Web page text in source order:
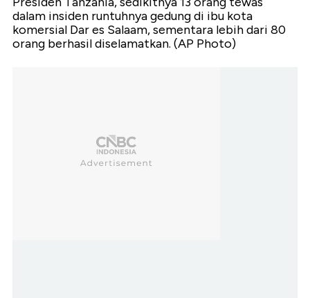
dalam insiden runtuhnya gedung di ibu kota
komersial Dar es Salaam, sementara lebih dari 80
orang berhasil diselamatkan. (AP Photo)